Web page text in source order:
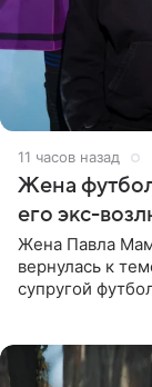
11 часов назад
Жена
его экс-
Жена Павла
вернулась к
супругой